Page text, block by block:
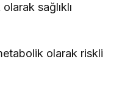
sağlıklı
olarak riskli